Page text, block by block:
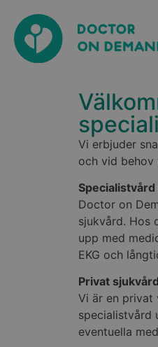
Vi erbjuder
och vid behov
Doctor on
sjukvård. Hos
upp med
EKG och
Privat
Vi är en privat
specialistvård
eventuella